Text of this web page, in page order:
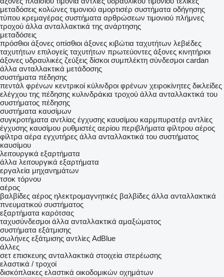
μεταδόσεις κολώνες τιμονιού αμορτισέρ συστήματα οδήγησης
τύπου κρεμαγέρας συστήματα αρθρώσεων τιμονιού πλήμνες
τροχού άλλα ανταλλακτικά της ανάρτησης
μεταδόσεις
πρόσθιοι άξονες οπίσθιοι άξονες κιβώτια ταχυτήτων λεβιέδες
ταχυτήτων επιλογείς ταχυτήτων πρωτεύοντες άξονες κινητήριοι
άξονες υδραυλικές ζεύξεις δίσκοι συμπλέκτη σύνδεσμοι cardan
άλλα ανταλλακτικά μετάδοσης
συστήματα πέδησης
πεντάλ φρένων κεντρικοί κύλινδροι φρένων χειροκίνητες δικλείδες
ελέγχου της πέδησης κυλινδράκια τροχού άλλα ανταλλακτικά του
συστήματος πέδησης
συστήματα καυσίμων
συγκροτήματα αντλίας έγχυσης καυσίμου καρμπυρατέρ αντλίες
έγχυσης καυσίμου ρυθμιστές αερίου περιβλήματα φίλτρου αέρος
φίλτρα αέρα εγχυτήρες άλλα ανταλλακτικά του συστήματος
καυσίμου
λειτουργικά εξαρτήματα
άλλα λειτουργικά εξαρτήματα
εργαλεία μηχανημάτων
τσοκ τόρνου
αέρος
βαλβίδες αέρος ηλεκτρομαγνητικές βαλβίδες άλλα ανταλλακτικά
πνευματικού συστήματος
εξαρτήματα καρότσας
ταχυσύνδεσμοι άλλα ανταλλακτικά αμαξώματος
συστήματα εξάτμισης
σωλήνες εξάτμισης αντλίες AdBlue
άλλες
σετ επισκευης ανταλλακτικά στοιχεία στερέωσης
ελαστικά / τροχοί
δισκόπλακες ελαστικά οικοδομικών οχημάτων